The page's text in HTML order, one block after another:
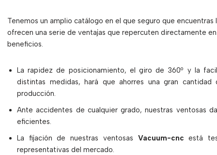
Tenemos un amplio catálogo en el que seguro que
ofrecen una serie de ventajas que repercuten directamente
beneficios.
La rapidez de posicionamiento, el giro de 360º y la
distintas medidas, hará que ahorres una gran
producción.
Ante accidentes de cualquier grado, nuestras ventosas
eficientes.
La fijación de nuestras ventosas Vacuum-cnc está
representativas del mercado.